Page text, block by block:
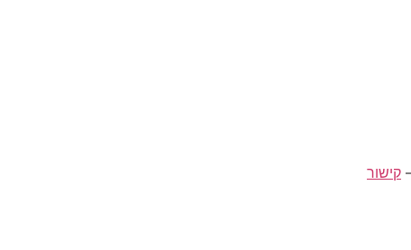
קישור